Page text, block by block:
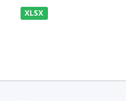
XLSX